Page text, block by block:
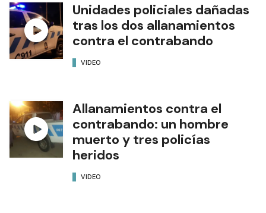
Unidades policiales dañadas
tras los dos allanamientos
contra el contrabando
VIDEO
Allanamientos contra el
contrabando: un hombre
muerto y tres policías
heridos
VIDEO